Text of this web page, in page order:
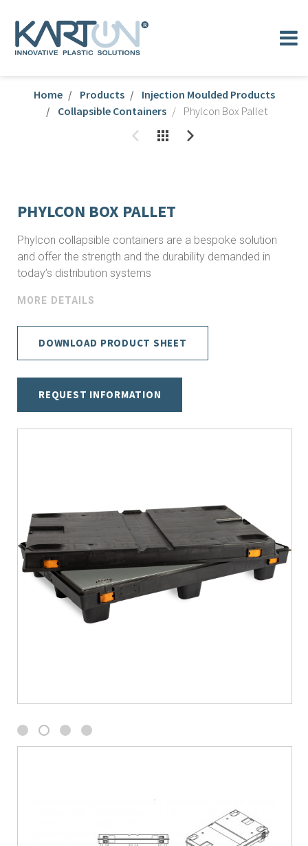
Home Products
Injection Moulded Products
Collapsible Containers
Phylcon Box Pallet
PHYLCON BOX PALLET
Phylcon collapsible containers are a bespoke solution
and offer the strength and the durability demanded in
today’s distribution systems
MORE DETAILS
DOWNLOAD PRODUCT SHEET
REQUEST INFORMATION